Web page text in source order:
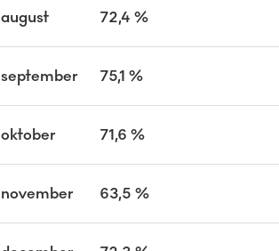
august 72,4 %
september 75,1 %
oktober 71,6 %
november 63,5 %